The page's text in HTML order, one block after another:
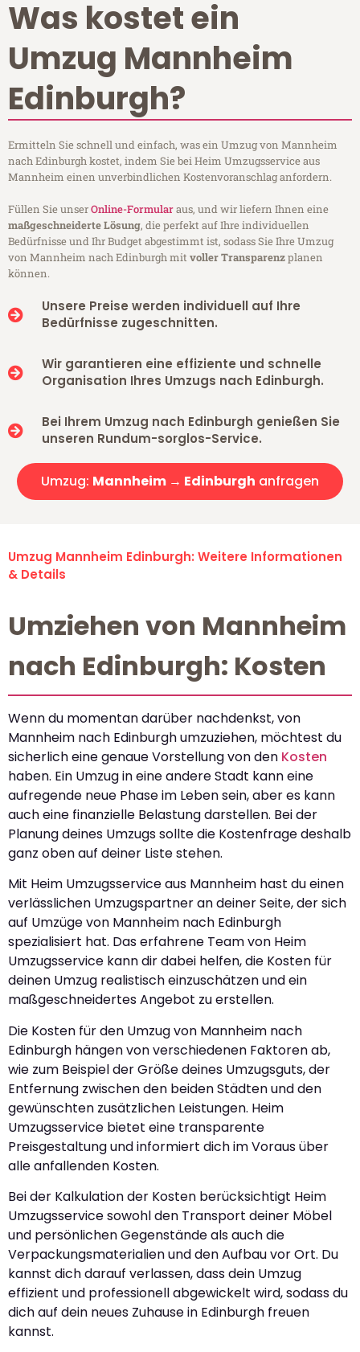
Was kostet ein
Umzug Mannheim
Edinburgh?
Ermitteln Sie schnell und einfach, was ein Umzug von Mannheim
nach Edinburgh kostet, indem Sie bei Heim Umzugsservice aus
Mannheim einen unverbindlichen Kostenvoranschlag anfordern.
Füllen Sie unserOnline-Formularaus, und wir liefern Ihnen eine
maßgeschneiderte Lösung, die perfekt auf Ihre individuellen
Bedürfnisse und Ihr Budget abgestimmt ist, sodass Sie Ihre Umzug
von Mannheim nach Edinburgh mitvoller Transparenzplanen
können.
Unsere Preise werden individuell auf Ihre
Bedürfnisse zugeschnitten.
Wir garantieren eine effiziente und schnelle
Organisation Ihres Umzugs nach Edinburgh.
Bei Ihrem Umzug nach Edinburgh genießen Sie
unseren Rundum-sorglos-Service.
Umzug: Mannheim → Edinburgh anfragen
Umzug Mannheim Edinburgh: Weitere Informationen
& Details
Umziehen von Mannheim
nach Edinburgh: Kosten
Wenn du momentan darüber nachdenkst, von
Mannheim nach Edinburgh umzuziehen, möchtest du
sicherlich eine genaue Vorstellung von den Kosten
haben. Ein Umzug in eine andere Stadt kann eine
aufregende neue Phase im Leben sein, aber es kann
auch eine finanzielle Belastung darstellen. Bei der
Planung deines Umzugs sollte die Kostenfrage deshalb
ganz oben auf deiner Liste stehen.
Mit Heim Umzugsservice aus Mannheim hast du einen
verlässlichen Umzugspartner an deiner Seite, der sich
auf Umzüge von Mannheim nach Edinburgh
spezialisiert hat. Das erfahrene Team von Heim
Umzugsservice kann dir dabei helfen, die Kosten für
deinen Umzug realistisch einzuschätzen und ein
maßgeschneidertes Angebot zu erstellen.
Die Kosten für den Umzug von Mannheim nach
Edinburgh hängen von verschiedenen Faktoren ab,
wie zum Beispiel der Größe deines Umzugsguts, der
Entfernung zwischen den beiden Städten und den
gewünschten zusätzlichen Leistungen. Heim
Umzugsservice bietet eine transparente
Preisgestaltung und informiert dich im Voraus über
alle anfallenden Kosten.
Bei der Kalkulation der Kosten berücksichtigt Heim
Umzugsservice sowohl den Transport deiner Möbel
und persönlichen Gegenstände als auch die
Verpackungsmaterialien und den Aufbau vor Ort. Du
kannst dich darauf verlassen, dass dein Umzug
effizient und professionell abgewickelt wird, sodass du
dich auf dein neues Zuhause in Edinburgh freuen
kannst.